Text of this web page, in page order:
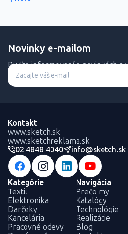
Novinky e-mailom
Buďte informovaní o novinkách a
Kontakt
www.sketch.sk
www.sketchreklama.sk
02 4848 4040
info@sketch.sk
Kategórie
Textil
Elektronika
Darčeky
Kancelária
Pracovné odevy
Navigácia
Prečo my
Katalógy
Technológie
Realizácie
Blog